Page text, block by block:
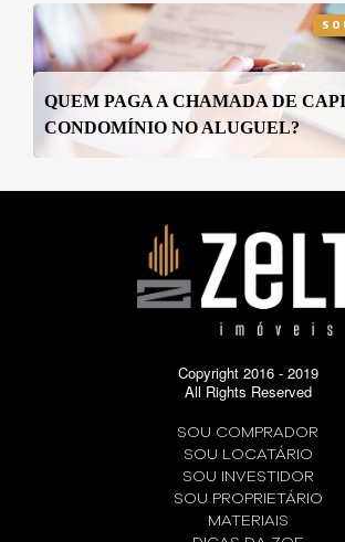
QUEM PAGA A CHAMADA DE
CONDOMÍNIO NO ALUGUEL?
Copyright 2016 - 2019
All Rights Reserved
SOU COMPRADOR
SOU LOCATÁRIO
SOU INVESTIDOR
SOU PROPRIETÁRIO
MATERIAIS